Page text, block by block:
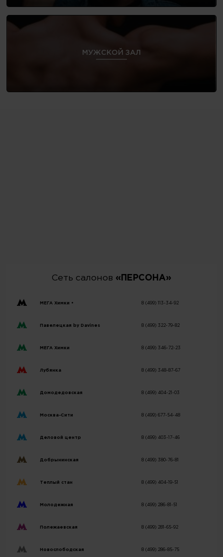
МУЖСКОЙ ЗАЛ
Сеть салонов «ПЕРСОНА»
МЕГА Химки • 8 (499) 113-34-92
Павелецкая by Davines 8 (499) 322-79-82
МЕГА Химки 8 (499) 346-72-23
Лубянка 8 (499) 348-87-67
Домодедовская 8 (499) 404-21-03
Москва-Сити 8 (499) 677-54-48
Деловой центр 8 (499) 403-17-46
Добрынинская 8 (499) 380-76-81
Теплый стан 8 (499) 404-19-51
Молодежная 8 (499) 286-81-51
Полежаевская 8 (499) 281-65-92
Новослободская 8 (499) 286-85-75